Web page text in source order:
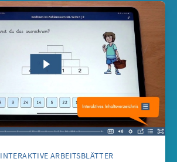
INTERAKTIVE ARBEITSBLÄTTER